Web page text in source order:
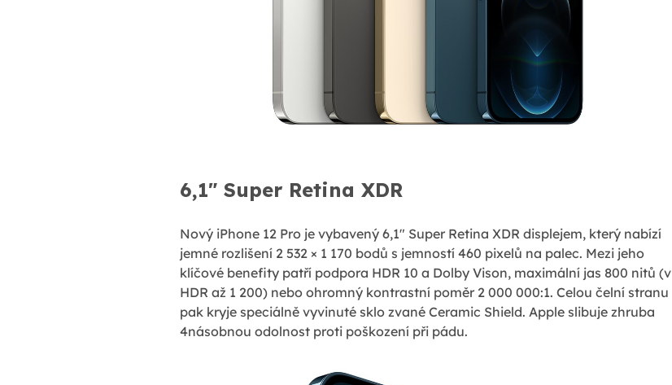
6,1" Super Retina XDR
Nový iPhone 12 Pro je vybavený 6,1" Super Retina XDR displejem, který nabízí
jemné rozlišení 2 532 × 1 170 bodů s jemností 460 pixelů na palec. Mezi jeho
klíčové benefity patří podpora HDR 10 a Dolby Vison, maximální jas 800 nitů (v
HDR až 1 200) nebo ohromný kontrastní poměr 2 000 000:1. Celou čelní stranu
pak kryje speciálně vyvinuté sklo zvané Ceramic Shield. Apple slibuje zhruba
4násobnou odolnost proti poškození při pádu.